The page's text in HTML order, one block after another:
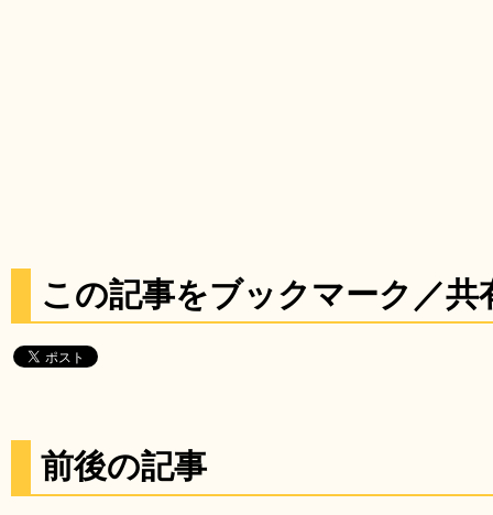
この記事をブックマーク／共
前後の記事